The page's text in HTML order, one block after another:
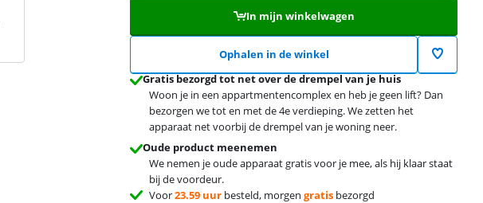
In mijn winkelwagen
Ophalen in de winkel
Gratis bezorgd tot net over de drempel van je huis
Woon je in een appartmentencomplex en heb je geen lift? Dan
bezorgen we tot en met de 4e verdieping. We zetten het
apparaat net voorbij de drempel van je woning neer.
Oude product meenemen
We nemen je oude apparaat gratis voor je mee, als hij klaar staat
bij de voordeur.
Voor23.59 uur besteld, morgengratis bezorgd